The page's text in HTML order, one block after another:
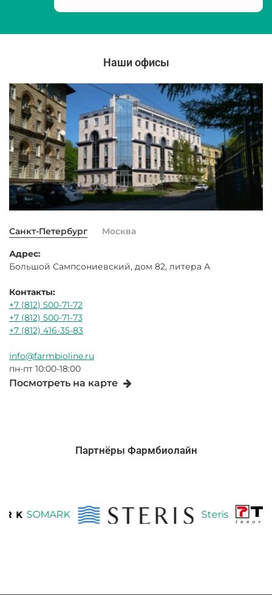
Наши офисы
Санкт-Петербург Москва
Адрес:
Большой Сампсониевский, дом 82, литера А
Контакты:
+7 (812) 500-71-72
+7 (812) 500-71-73
+7 (812) 416-35-83
info@farmbioline.ru
пн-пт 10:00-18:00
Посмотреть на карте
Партнёры Фармбиолайн
SOMARK Steris